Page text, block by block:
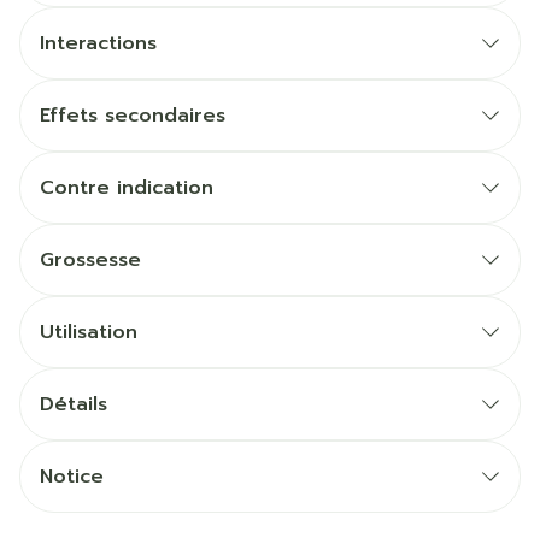
Interactions
Effets secondaires
Contre indication
Grossesse
Utilisation
Détails
Notice